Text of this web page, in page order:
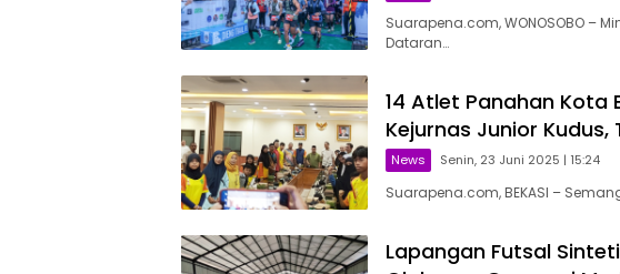
Suarapena.com, WONOSOBO –
Dataran…
14 Atlet Panahan Kota
Kejurnas Junior
News Senin, 23 Juni 2025 | 15:24
Suarapena.com, BEKASI –
Lapangan Futsal